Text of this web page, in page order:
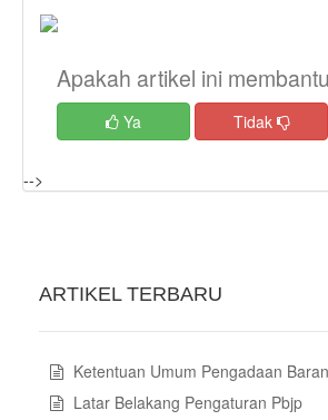
Apakah artikel ini
Ya Tidak
-->
ARTIKEL TERBARU
Ketentuan Umum Pengadaan
Latar Belakang Pengaturan Pbjp